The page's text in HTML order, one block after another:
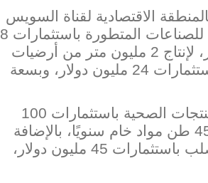
الاقتصادية لقناة السويس
” للصناعات المتطورة باستثمارات 8
متر من أرض
توسعات مركز “كادمار انترناشونال” اللوجستي باستثمارات 24 مليون دولار، وبسعة
كما شملت الافتتاحات مصنع “مودرن هايجينك” للمنتجات الصحية باستثمارات 100
مليون دولار، وبطاقة إنتاجية 1.2 مليار وحدة، و4500 طن مواد خام سنويًا، بالإضافة
إلى مصنع شركة “جو ستيل” لصناعة المواسير الصلب باستثمارات 45 مليون دولار،